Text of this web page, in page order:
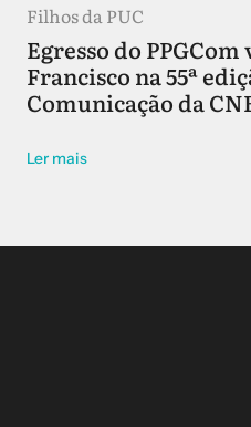
Filhos da PUC
Egresso do
Francisco na 55ª
Comunicação da
Ler mais